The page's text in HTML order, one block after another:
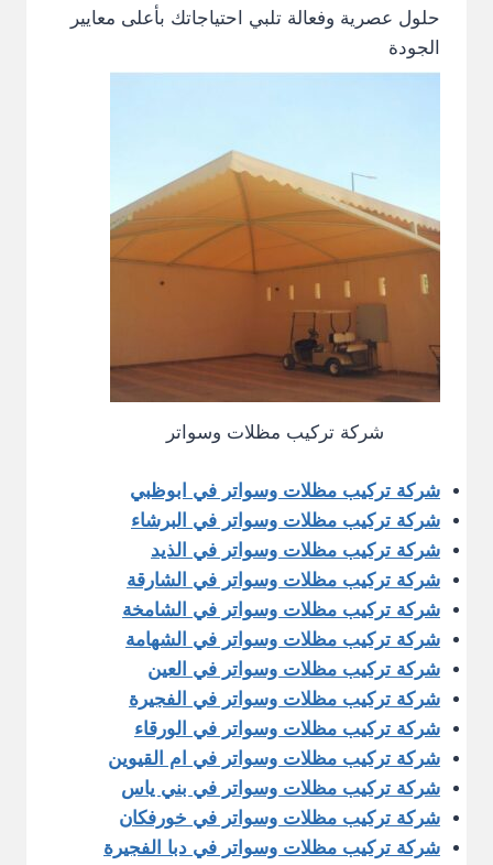
حلول عصرية وفعالة تلبي احتياجاتك بأعلى معايير
الجودة
شركة تركيب مظلات وسواتر
شركة تركيب مظلات وسواتر في ابوظبي
شركة تركيب مظلات وسواتر في البرشاء
شركة تركيب مظلات وسواتر في الذيد
شركة تركيب مظلات وسواتر في الشارقة
شركة تركيب مظلات وسواتر في الشامخة
شركة تركيب مظلات وسواتر في الشهامة
شركة تركيب مظلات وسواتر في العين
شركة تركيب مظلات وسواتر في الفجيرة
شركة تركيب مظلات وسواتر في الورقاء
شركة تركيب مظلات وسواتر في ام القيوين
شركة تركيب مظلات وسواتر في بني ياس
شركة تركيب مظلات وسواتر في خورفكان
شركة تركيب مظلات وسواتر في دبا الفجيرة